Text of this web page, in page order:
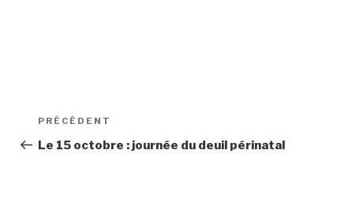
Navigation
de
Article
précédent
PRÉCÉDENT
Le 15 octobre : journée du deuil périnatal